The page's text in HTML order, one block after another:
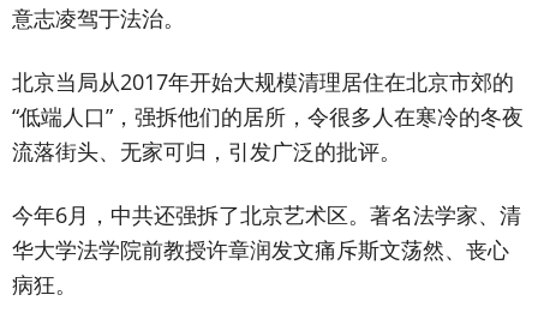
意志凌驾于法治。
北京当局从2017年开始大规模清理居住在北京市郊的
“低端人口”，强拆他们的居所，令很多人在寒冷的冬夜
流落街头、无家可归，引发广泛的批评。
今年6月，中共还强拆了北京艺术区。著名法学家、清
华大学法学院前教授许章润发文痛斥斯文荡然、丧心
病狂。